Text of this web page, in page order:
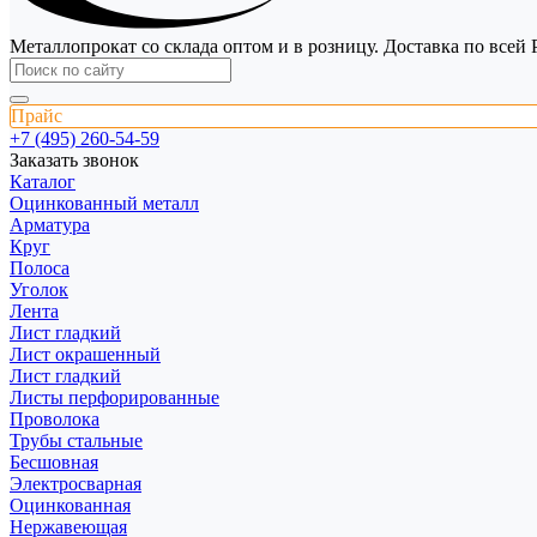
Металлопрокат со склада оптом и в розницу. Доставка по всей
Прайс
+7 (495) 260-54-59
Заказать звонок
Каталог
Оцинкованный металл
Арматура
Круг
Полоса
Уголок
Лента
Лист гладкий
Лист окрашенный
Лист гладкий
Листы перфорированные
Проволока
Трубы стальные
Бесшовная
Электросварная
Оцинкованная
Нержавеющая